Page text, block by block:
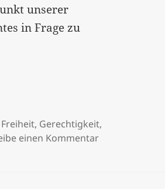
unserer
in Frage zu
Freiheit, Gerechtigkeit,
einen Kommentarzu "Das